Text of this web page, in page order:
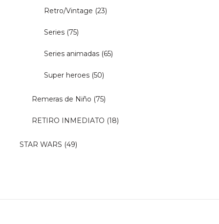
Retro/Vintage (23)
Series (75)
Series animadas (65)
Super heroes (50)
Remeras de Niño (75)
RETIRO INMEDIATO (18)
STAR WARS (49)